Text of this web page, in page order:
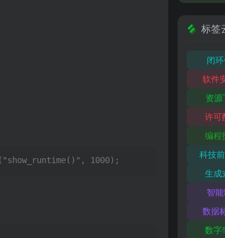
1000);        X = new
标签
闭
软件
资
许可
编程
科技
生成
智
数据
数字